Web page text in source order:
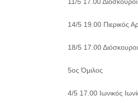
14/5 19.00 Πιερικός
18/5 17.00
5ος Όμιλος
4/5 17.00 Ιωνικός